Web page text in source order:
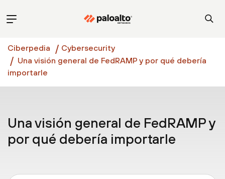
Ciberpedia
Cybersecurity
Una visión general de FedRAMP y por qué debería
importarle
Una visión general de FedRAMP y
por qué debería importarle